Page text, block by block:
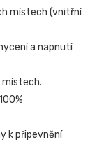
místech (vnitřní
a napnutí
místech.
k připevnění